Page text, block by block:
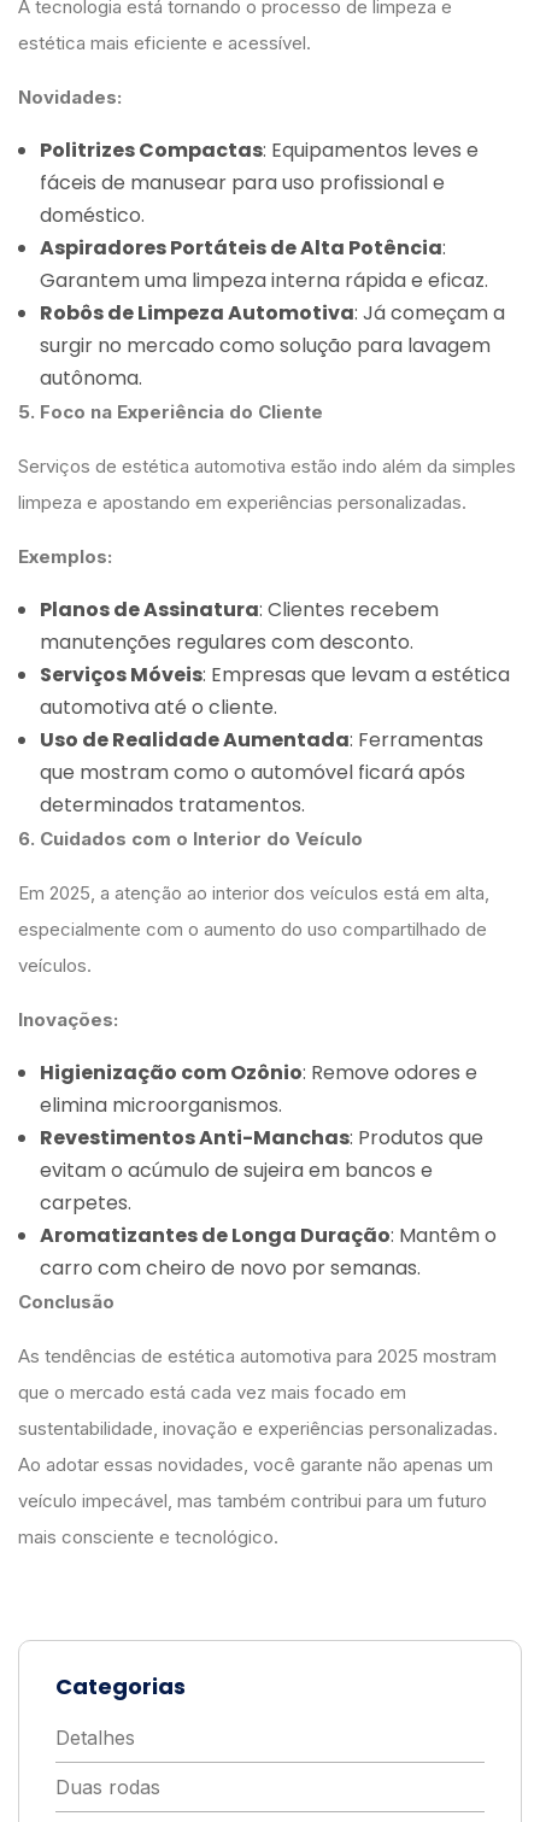
A tecnologia está tornando o processo de limpeza e
estética mais eficiente e acessível.
Novidades:
Politrizes Compactas: Equipamentos leves e
fáceis de manusear para uso profissional e
doméstico.
Aspiradores Portáteis de Alta Potência:
Garantem uma limpeza interna rápida e eficaz.
Robôs de Limpeza Automotiva: Já começam a
surgir no mercado como solução para lavagem
autônoma.
5. Foco na Experiência do Cliente
Serviços de estética automotiva estão indo além da simples
limpeza e apostando em experiências personalizadas.
Exemplos:
Planos de Assinatura: Clientes recebem
manutenções regulares com desconto.
Serviços Móveis: Empresas que levam a estética
automotiva até o cliente.
Uso de Realidade Aumentada: Ferramentas
que mostram como o automóvel ficará após
determinados tratamentos.
6. Cuidados com o Interior do Veículo
Em 2025, a atenção ao interior dos veículos está em alta,
especialmente com o aumento do uso compartilhado de
veículos.
Inovações:
Higienização com Ozônio: Remove odores e
elimina microorganismos.
Revestimentos Anti-Manchas: Produtos que
evitam o acúmulo de sujeira em bancos e
carpetes.
Aromatizantes de Longa Duração: Mantêm o
carro com cheiro de novo por semanas.
Conclusão
As tendências de estética automotiva para 2025 mostram
que o mercado está cada vez mais focado em
sustentabilidade, inovação e experiências personalizadas.
Ao adotar essas novidades, você garante não apenas um
veículo impecável, mas também contribui para um futuro
mais consciente e tecnológico.
Categorias
Detalhes
Duas rodas